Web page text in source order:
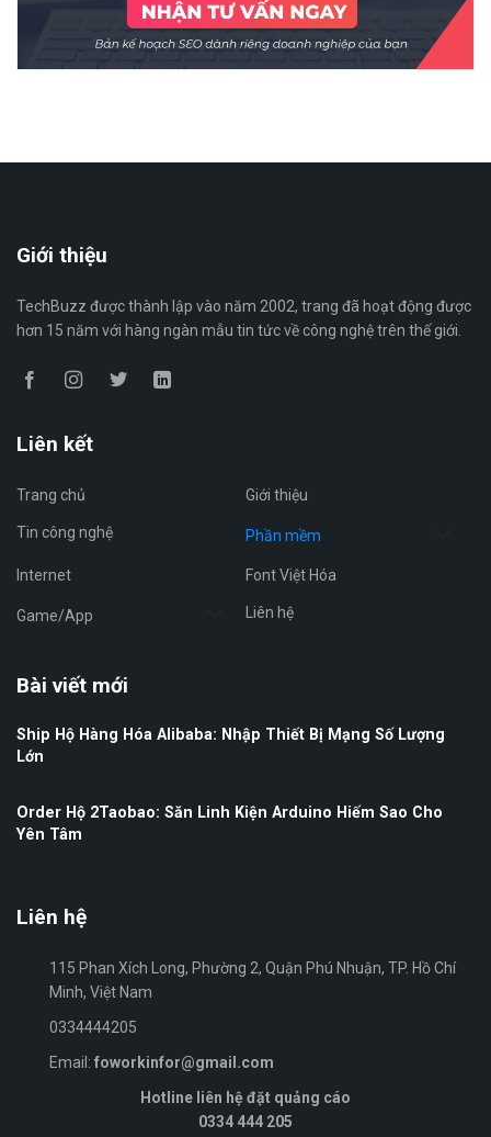
Giới thiệu
TechBuzz được thành lập vào năm 2002, trang đã hoạt động được
hơn 15 năm với hàng ngàn mẫu tin tức về công nghệ trên thế giới.
Liên kết
Trang chủ Giới thiệu
Tin công nghệ Phần mềm
Internet Font Việt Hóa
Game/App Liên hệ
Bài viết mới
Ship Hộ Hàng Hóa Alibaba: Nhập Thiết Bị Mạng Số Lượng
Lớn
Order Hộ 2Taobao: Săn Linh Kiện Arduino Hiếm Sao Cho
Yên Tâm
Liên hệ
115 Phan Xích Long, Phường 2, Quận Phú Nhuận, TP. Hồ Chí
Minh, Việt Nam
0334444205
Email: foworkinfor@gmail.com
Hotline liên hệ đặt quảng cáo
0334 444 205